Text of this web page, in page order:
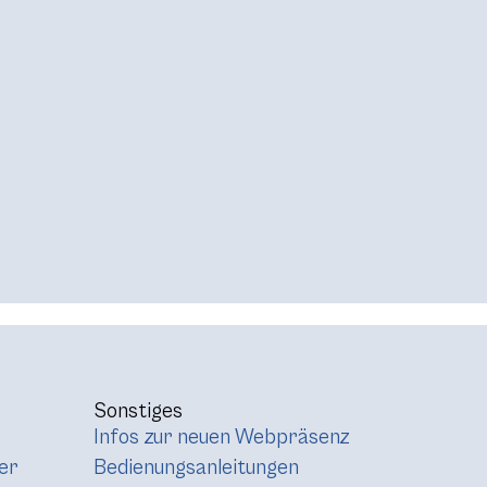
Sonstiges
Infos zur neuen Webpräsenz
Bedienungsanleitungen